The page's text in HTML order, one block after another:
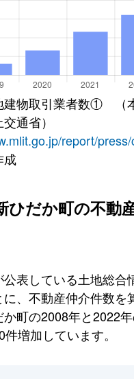
建物取引業者数① （
通省）
report/
成
ひだか町の不動
表している土地総合
、不動産仲介件数を
か町の2008年と2022
増加しています。